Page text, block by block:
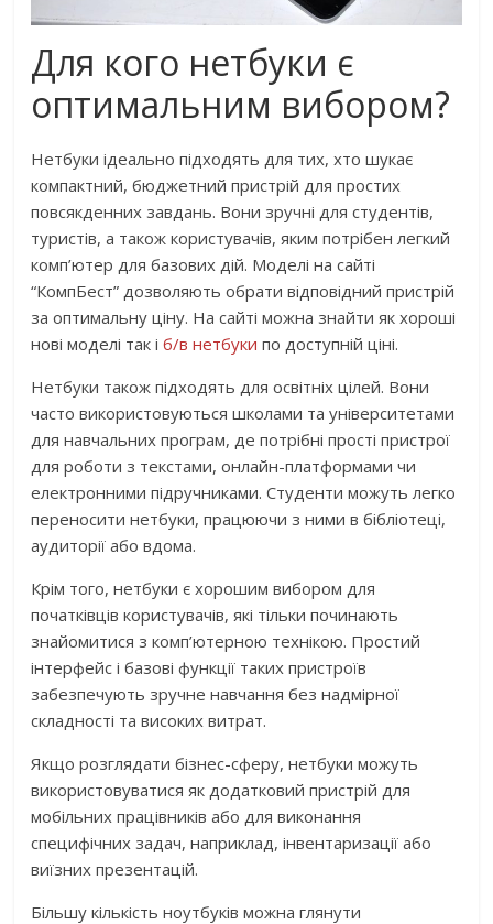
Для кого нетбуки є
оптимальним вибором?
Нетбуки ідеально підходять для тих, хто шукає
компактний, бюджетний пристрій для простих
повсякденних завдань. Вони зручні для студентів,
туристів, а також користувачів, яким потрібен легкий
комп’ютер для базових дій. Моделі на сайті
“КомпБест” дозволяють обрати відповідний пристрій
за оптимальну ціну. На сайті можна знайти як хороші
нові моделі так іб/в нетбуки по доступній ціні.
Нетбуки також підходять для освітніх цілей. Вони
часто використовуються школами та університетами
для навчальних програм, де потрібні прості пристрої
для роботи з текстами, онлайн-платформами чи
електронними підручниками. Студенти можуть легко
переносити нетбуки, працюючи з ними в бібліотеці,
аудиторії або вдома.
Крім того, нетбуки є хорошим вибором для
початківців користувачів, які тільки починають
знайомитися з комп’ютерною технікою. Простий
інтерфейс і базові функції таких пристроїв
забезпечують зручне навчання без надмірної
складності та високих витрат.
Якщо розглядати бізнес-сферу, нетбуки можуть
використовуватися як додатковий пристрій для
мобільних працівників або для виконання
специфічних задач, наприклад, інвентаризації або
виїзних презентацій.
Більшу кількість ноутбуків можна глянути